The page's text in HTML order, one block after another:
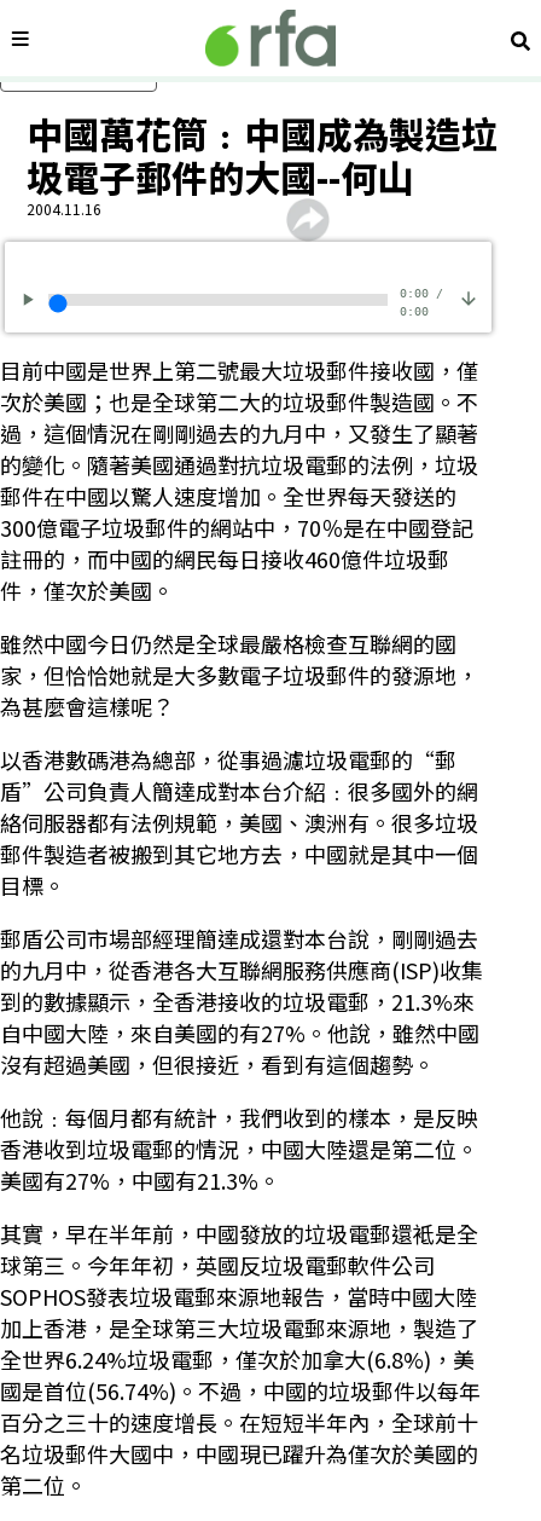
內容分類 搜
中國萬花筒﹕中國成為製造垃
圾電子郵件的大國--何山
2004.11.16
0:00/
0:00
目前中國是世界上第二號最大垃圾郵件接收國，僅
次於美國；也是全球第二大的垃圾郵件製造國。不
過，這個情況在剛剛過去的九月中，又發生了顯著
的變化。隨著美國通過對抗垃圾電郵的法例，垃圾
郵件在中國以驚人速度增加。全世界每天發送的
300億電子垃圾郵件的網站中，70％是在中國登記
註冊的，而中國的網民每日接收460億件垃圾郵
件，僅次於美國。
雖然中國今日仍然是全球最嚴格檢查互聯網的國
家，但恰恰她就是大多數電子垃圾郵件的發源地，
為甚麼會這樣呢？
以香港數碼港為總部，從事過濾垃圾電郵的“郵
盾”公司負責人簡達成對本台介紹﹕很多國外的網
絡伺服器都有法例規範，美國、澳洲有。很多垃圾
郵件製造者被搬到其它地方去，中國就是其中一個
目標。
郵盾公司市場部經理簡達成還對本台說，剛剛過去
的九月中，從香港各大互聯網服務供應商(ISP)收集
到的數據顯示，全香港接收的垃圾電郵，21.3%來
自中國大陸，來自美國的有27%。他說，雖然中國
沒有超過美國，但很接近，看到有這個趨勢。
他說﹕每個月都有統計，我們收到的樣本，是反映
香港收到垃圾電郵的情況，中國大陸還是第二位。
美國有27%，中國有21.3%。
其實，早在半年前，中國發放的垃圾電郵還袛是全
球第三。今年年初，英國反垃圾電郵軟件公司
SOPHOS發表垃圾電郵來源地報告，當時中國大陸
加上香港，是全球第三大垃圾電郵來源地，製造了
全世界6.24%垃圾電郵，僅次於加拿大(6.8%)，美
國是首位(56.74%)。不過，中國的垃圾郵件以每年
百分之三十的速度增長。在短短半年內，全球前十
名垃圾郵件大國中，中國現已躍升為僅次於美國的
第二位。